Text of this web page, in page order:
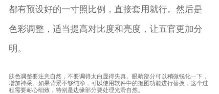
都有预设好的一寸照比例，直接套用就行。然后是
色彩调整，适当提高对比度和亮度，让五官更加分
明。
肤色调整要注意自然，不要调得太白显得失真。眼睛部分可以稍微锐化一下，
增加神采。如果背景不够纯净，可以使用软件中的抠图功能进行替换，这个过
程需要耐心细致，特别是边缘部分要处理光滑自然。